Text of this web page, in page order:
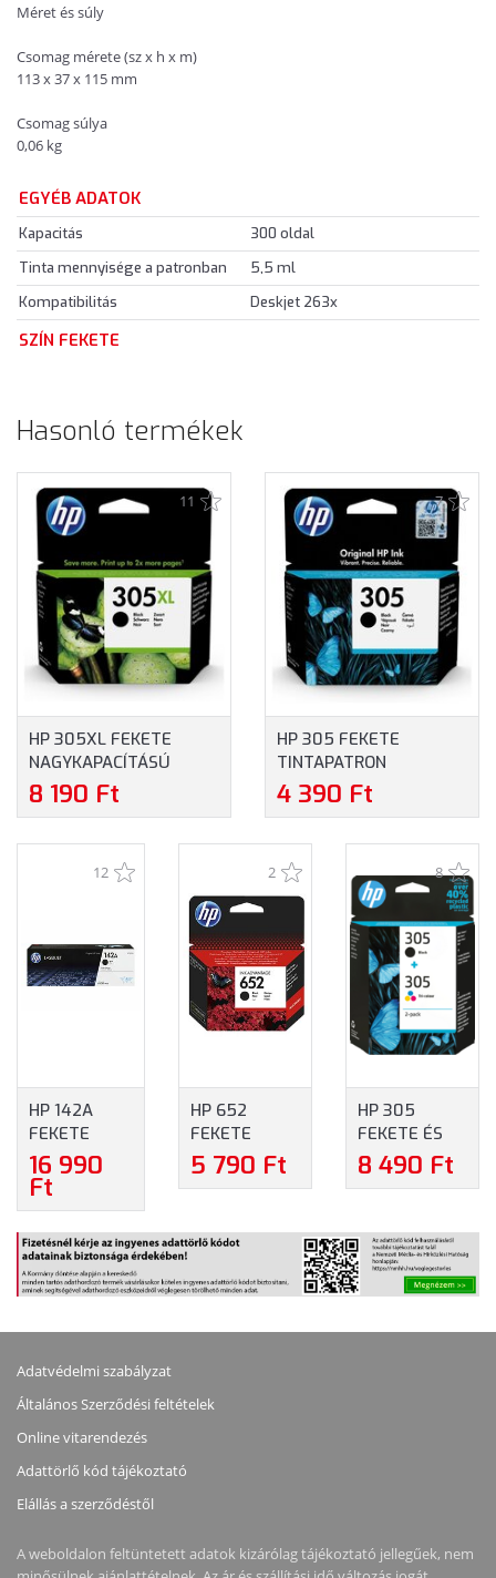
Méret és súly
Csomag mérete (sz x h x m)
113 x 37 x 115 mm
Csomag súlya
0,06 kg
EGYÉB ADATOK
Kapacitás
300 oldal
Tinta mennyisége a patronban
5,5 ml
Kompatibilitás
Deskjet 263x
SZÍN FEKETE
Hasonló termékek
11
HP 305XL FEKETE
NAGYKAPACÍTÁSÚ
TINTAPATRON
(3YM62AE)
8 190 Ft
7
HP 305 FEKETE
TINTAPATRON
(3YM61AE)
4 390 Ft
12
HP 142A
FEKETE
TONER
(W1420A)
16 990
Ft
2
HP 652
FEKETE
TINTAPATRON
(F6V25AE)
5 790 Ft
8
HP 305
FEKETE ÉS
HÁROMSZÍNŰ
TINTAPATRON
8 490 Ft
Adatvédelmi szabályzat
Általános Szerződési feltételek
Online vitarendezés
Adattörlő kód tájékoztató
Elállás a szerződéstől
A weboldalon feltüntetett adatok kizárólag tájékoztató jellegűek, nem